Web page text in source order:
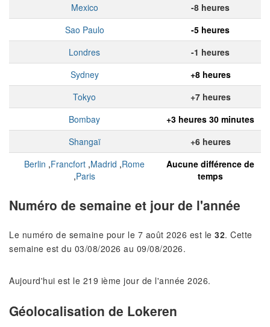
Mexico
-8 heures
Sao Paulo
-5 heures
Londres
-1 heures
Sydney
+8 heures
Tokyo
+7 heures
Bombay
+3 heures 30 minutes
Shangaï
+6 heures
Berlin ,Francfort ,Madrid ,Rome
,Paris
Aucune différence de
temps
Numéro de semaine et jour de l'année
Le numéro de semaine pour le 7 août 2026 est le 32. Cette
semaine est du 03/08/2026 au 09/08/2026.
Aujourd'hui est le 219 ième jour de l'année 2026.
Géolocalisation de Lokeren